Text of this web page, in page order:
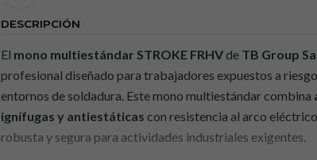
DESCRIPCIÓN
El mono multiestándar STROKE FRHV de TB Group
profesional diseñado para trabajadores expuestos a
entornos de soldadura. Este mono multiestándar combina
ignífugas y antiestáticas con resistencia al arco
robusta y segura para actividades industriales exigentes.